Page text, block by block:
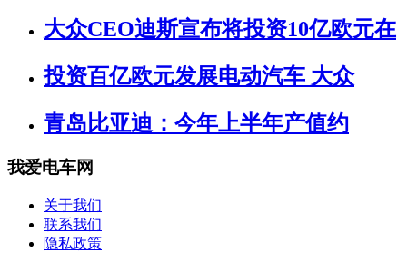
大众CEO迪斯宣布将投资10亿欧元在
投资百亿欧元发展电动汽车 大众
青岛比亚迪：今年上半年产值约
我爱电车网
关于我们
联系我们
隐私政策